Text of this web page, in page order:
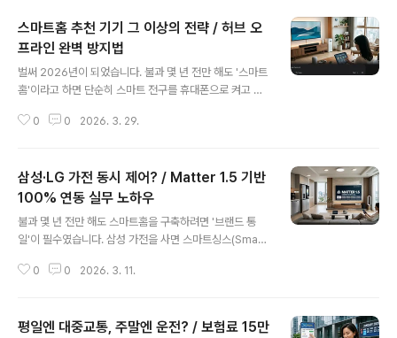
까지 오븐을 써야 하는 요리가 한가득이더라고요. 하지만
일반적인 오븐의 치명적인 단점은 바로 '온도 편차'입니다.
위 칸은 타고 아래 칸은 설익는 현상 때문에 결국 한 단씩
감질나게 조리하다 보면 손님들은 배가 고파 지치기 일쑤
죠.2026년 가전 시장의 화두는 단연 '초개인화 AI'입니다.
단순히 레시피를 알려주는 수준을 넘어, 이제는 오븐 내부
스마트홈 추천 기기 그 이상의 전략 / 허브 오
프라인 완벽 방지법
벌써 2026년이 되었습니다. 불과 몇 년 전만 해도 '스마트
홈'이라고 하면 단순히 스마트 전구를 휴대폰으로 켜고 끄
하고 움직이는 진정한 자동화의 시대에 살고 있죠. 저 역시
지만 화려한 기술의 이면에는 늘 예상치 못한 장애가 뒤따
르기 마련이더군요. 특히 최근 배포된 Matter 1.4 표준 업
데이트 이후 겪었던 연동 장애와 고질적인 허브 오프라인
문제는 저를 꽤나 골머리 썩게 만들었습니다.처음 스마트
홈을 구축할 때는 단순히 '좋은 기기'만 사면 모든 게 해결
될 줄 알았습니다. 시장에서 평점 높은 스마트 플러그, 센
0 0 2026. 3. 29.
삼성·LG 가전 동시 제어? / Matter 1.5 기반
100% 연동 실무 노하우
불과 몇 년 전만 해도 스마트홈을 구축하려면 '브랜드 통
일'이 필수였습니다. 삼성 가전을 사면 스마트싱스(Smart
(ThinQ) 앱만 쳐다봐야 했죠. 애플 홈킷을 쓰는 분들은 지
tter 1.5 표준의 시대를 살고 있습니다. 이제 브랜드 로고가
0 0 2026. 3. 11.
평일엔 대중교통, 주말엔 운전? / 보험료 15만